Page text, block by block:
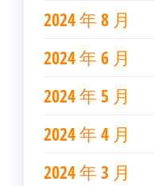
2024 年 8 月
2024 年 6 月
2024 年 5 月
2024 年 4 月
2024 年 3 月